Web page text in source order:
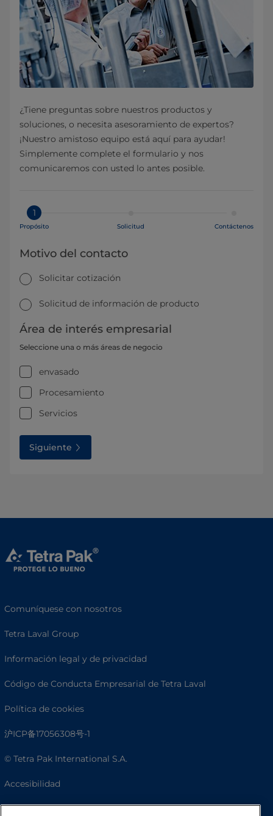
¿Tiene preguntas sobre nuestros productos y
soluciones, o necesita asesoramiento de expertos?
¡Nuestro amistoso equipo está aquí para ayudar!
Simplemente complete el formulario y nos
comunicaremos con usted lo antes posible.
1
Propósito Solicitud Contáctenos
Motivo del contacto
Solicitar cotización
Solicitud de información de producto
Área de interés empresarial
Seleccione una o más áreas de negocio
envasado
Procesamiento
Servicios
Siguiente
Comuníquese con nosotros
Tetra Laval Group
Información legal y de privacidad
Código de Conducta Empresarial de Tetra Laval
Política de cookies
沪ICP备17056308号-1
© Tetra Pak International S.A.
Accesibilidad
Preguntas frecuentes